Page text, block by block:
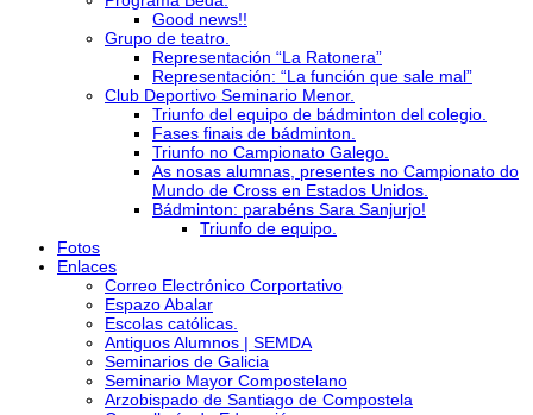
Good news!!
Grupo de teatro.
Representación “La Ratonera”
Representación: “La función que sale mal”
Club Deportivo Seminario Menor.
Triunfo del equipo de bádminton del colegio.
Fases finais de bádminton.
Triunfo no Campionato Galego.
As nosas alumnas, presentes no Campionato do
Mundo de Cross en Estados Unidos.
Bádminton: parabéns Sara Sanjurjo!
Triunfo de equipo.
Fotos
Enlaces
Correo Electrónico Corportativo
Espazo Abalar
Escolas católicas.
Antiguos Alumnos | SEMDA
Seminarios de Galicia
Seminario Mayor Compostelano
Arzobispado de Santiago de Compostela